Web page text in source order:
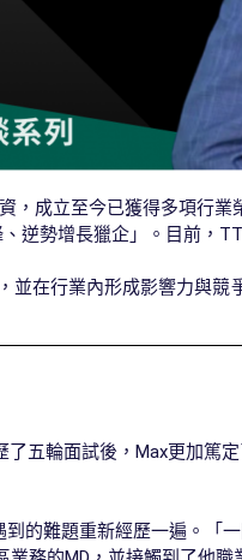
，成立至今已獲得多項行
勢增長獵企」。目前，
在行業內形成影響力與
五輪面試後，Max更加篤
的難題重新經歷一遍。「